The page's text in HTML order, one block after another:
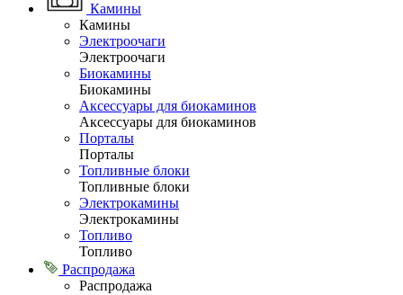
Камины
Камины
Электроочаги
Электроочаги
Биокамины
Биокамины
Аксессуары для биокаминов
Аксессуары для биокаминов
Порталы
Порталы
Топливные блоки
Топливные блоки
Электрокамины
Электрокамины
Топливо
Топливо
Распродажа
Распродажа